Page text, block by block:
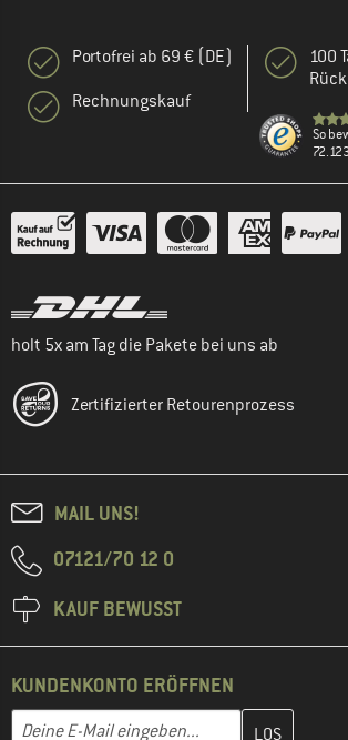
Portofrei ab 69 € (DE)
Rechnungskauf
100
So
holt 5x am Tag die Pakete bei uns ab
Zertifizierter Retourenprozess
MAIL UNS!
07121/70 12 0
KAUF BEWUSST
KUNDENKONTO ERÖFFNEN
E-Mail-Adresse
Gib hier deine E-Mail-Adresse ein und